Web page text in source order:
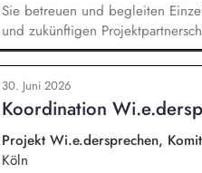
Sie betreuen und begleiten
und zukünftigen
Spendergruppen und
langfristiger, vertrauensvoller
Abstimmung zu Projekten,
Projekte, deeskalierende
Abstimmung mit dem Vorstand
30. Juni 2026
Koordination
Projekt Wi.e.dersprechen,
Köln